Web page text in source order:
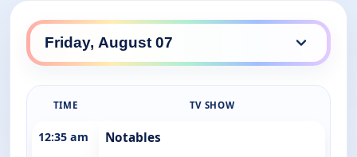
TIME TV SHOW
12:35 am Notables